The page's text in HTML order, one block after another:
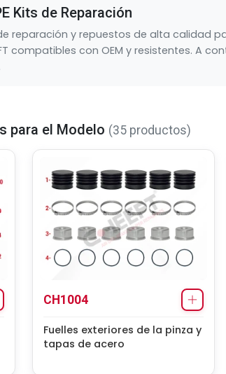
Kits de Reparación
reparación y repuestos de alta calidad
compatibles con OEM y resistentes. A
para el Modelo (35 productos)
CH1004
Fuelles exteriores de la pinza y
tapas de acero